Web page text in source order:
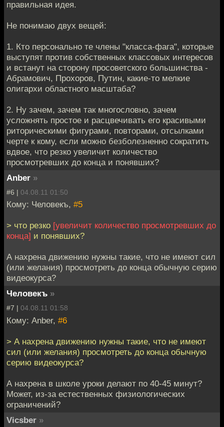
правильная идея.
Не понимаю двух вещей:
1. Кто персонально те члены "класса-фага", которые
выступят против собственных классовых интересов
и встанут на сторону просоветского большинства -
Абрамович, Прохоров, Путин, какие-то мелкие
олигархи областного масштаба?
2. Ну зачем, зачем так многословно, зачем
усложнять простое и расцвечивать его красивыми
риторическими фигурами, повторами, отсылками
черте к кому, если можно безболезненно сократить
вдвое, что резко увеличит количество
просмотревших до конца и понявших?
Anber »
#6 | 04.08.11 01:50
Кому: Человекъ, #5
> что резко [увеличит количество просмотревших до
конца] и понявших?
А нахрена движению нужны такие, что не имеют сил
(или желания) просмотреть до конца обычную серию
видеокурса?
Человекъ »
#7 | 04.08.11 01:58
Кому: Anber, #6
> А нахрена движению нужны такие, что не имеют
сил (или желания) просмотреть до конца обычную
серию видеокурса?
А нахрена в школе уроки делают по 40-45 минут?
Может, из-за естественных физиологических
ограничений?
Vicsber »